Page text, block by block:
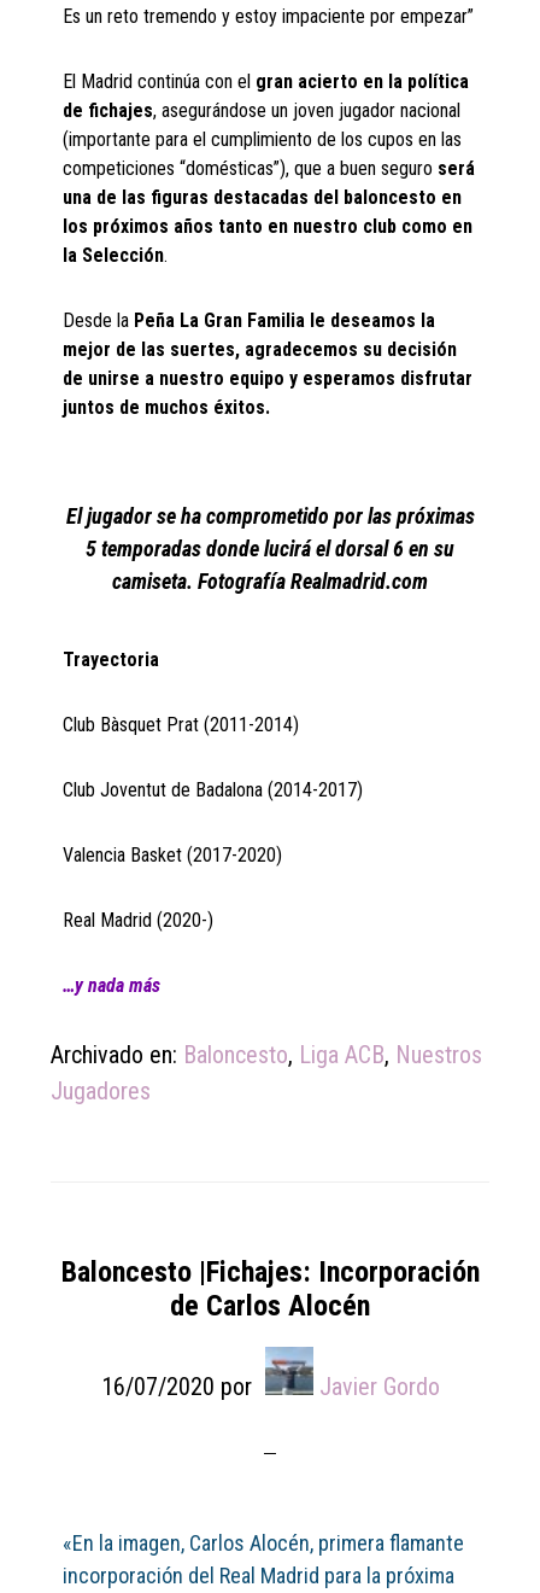
Es un reto tremendo y estoy impaciente por empezar”
El Madrid continúa con el gran acierto en la política
de fichajes, asegurándose un joven jugador nacional
(importante para el cumplimiento de los cupos en las
competiciones “domésticas”), que a buen seguro será
una de las figuras destacadas del baloncesto en
los próximos años tanto en nuestro club como en
la Selección.
Desde la Peña La Gran Familia le deseamos la
mejor de las suertes, agradecemos su decisión
de unirse a nuestro equipo y esperamos disfrutar
juntos de muchos éxitos.
El jugador se ha comprometido por las próximas
5 temporadas donde lucirá el dorsal 6 en su
camiseta. Fotografía Realmadrid.com
Trayectoria
Club Bàsquet Prat (2011-2014)
Club Joventut de Badalona (2014-2017)
Valencia Basket (2017-2020)
Real Madrid (2020-)
…y nada más
Archivado en: Baloncesto, Liga ACB, Nuestros
Jugadores
Baloncesto |Fichajes: Incorporación
de Carlos Alocén
16/07/2020 por Javier Gordo
«En la imagen, Carlos Alocén, primera flamante
incorporación del Real Madrid para la próxima